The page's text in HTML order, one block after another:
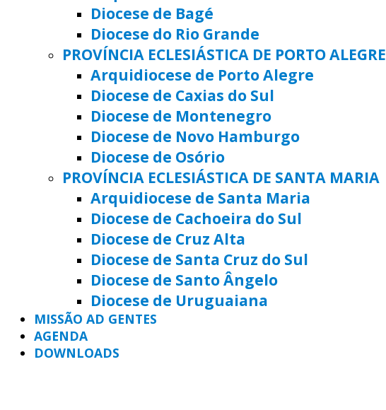
Diocese de Bagé
Diocese do Rio Grande
PROVÍNCIA ECLESIÁSTICA DE PORTO ALEGRE
Arquidiocese de Porto Alegre
Diocese de Caxias do Sul
Diocese de Montenegro
Diocese de Novo Hamburgo
Diocese de Osório
PROVÍNCIA ECLESIÁSTICA DE SANTA MARIA
Arquidiocese de Santa Maria
Diocese de Cachoeira do Sul
Diocese de Cruz Alta
Diocese de Santa Cruz do Sul
Diocese de Santo Ângelo
Diocese de Uruguaiana
MISSÃO AD GENTES
AGENDA
DOWNLOADS